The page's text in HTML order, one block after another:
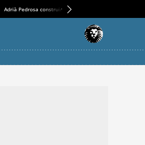
Adrià Pedrosa construirá la nueva residencia en el